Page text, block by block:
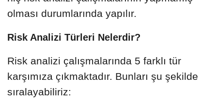
olması durumlarında yapılır.
Risk Analizi Türleri Nelerdir?
Risk analizi çalışmalarında 5 farklı tür
karşımıza çıkmaktadır. Bunları şu şekilde
sıralayabiliriz: